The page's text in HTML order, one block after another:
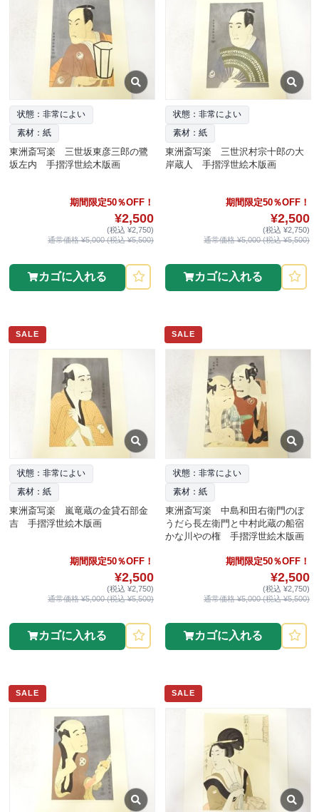
状態：非常によい
素材：紙
東洲斎写楽 三世坂東彦三郎の鷺
坂左内 手摺浮世絵木版画
期間限定50％OFF！
¥2,500
(税込 ¥2,750)
通常価格 ¥5,000 (税込 ¥5,500)
カゴに入れる
状態：非常によい
素材：紙
東洲斎写楽 三世沢村宗十郎の大
岸蔵人 手摺浮世絵木版画
期間限定50％OFF！
¥2,500
(税込 ¥2,750)
通常価格 ¥5,000 (税込 ¥5,500)
カゴに入れる
SALE
状態：非常によい
素材：紙
東洲斎写楽 嵐竜蔵の金貸石部金
吉 手摺浮世絵木版画
期間限定50％OFF！
¥2,500
(税込 ¥2,750)
通常価格 ¥5,000 (税込 ¥5,500)
カゴに入れる
SALE
状態：非常によい
素材：紙
東洲斎写楽 中島和田右衛門のぼ
うだら長左衛門と中村此蔵の船宿
かな川やの権 手摺浮世絵木版画
期間限定50％OFF！
¥2,500
(税込 ¥2,750)
通常価格 ¥5,000 (税込 ¥5,500)
カゴに入れる
SALE SALE